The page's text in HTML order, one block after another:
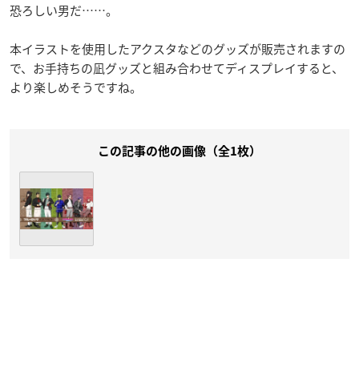
恐ろしい男だ……。
本イラストを使用したアクスタなどのグッズが販売されますの
で、お手持ちの凪グッズと組み合わせてディスプレイすると、
より楽しめそうですね。
この記事の他の画像（全1枚）